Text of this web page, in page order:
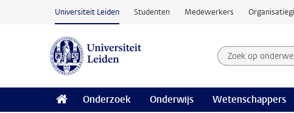
Ga naar hoofdinhoud
Universiteit Leiden Studenten Medewerkers
Zoek op
Zoekterm
Onderzoek Onderwijs Wetenschappers